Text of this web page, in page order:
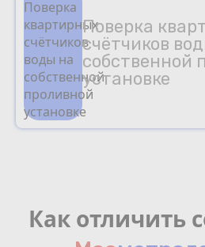
Поверка
счётчиков
собственной
установке
Как отличить